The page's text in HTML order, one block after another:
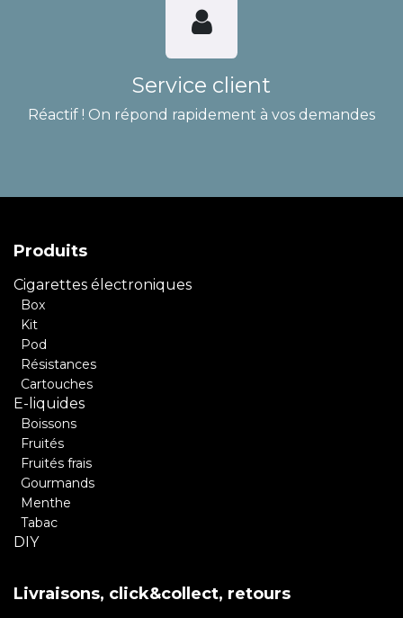
Service client
Réactif ! On répond rapidement à vos demandes
Produits
Cigarettes électroniques
Box
Kit
Pod
Résistances
Cartouches
E-liquides
Boissons
Fruités
Fruités frais
Gourmands
Menthe
Tabac
DIY
Livraisons, click&collect, retours